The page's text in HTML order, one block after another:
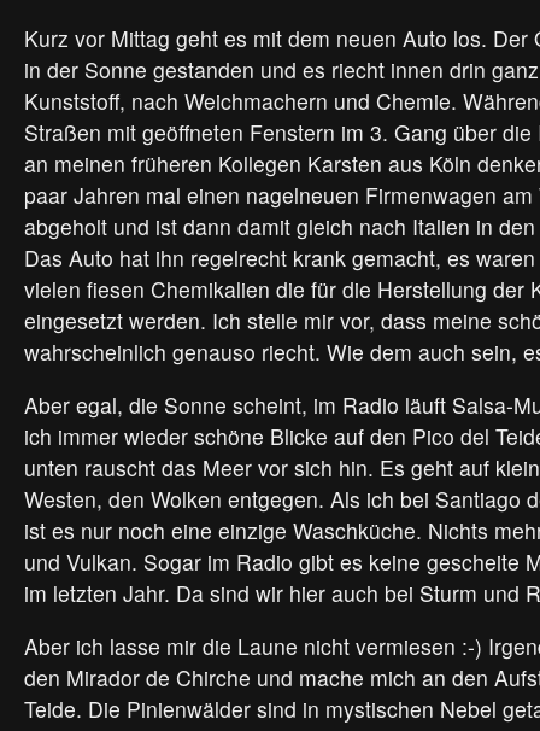
Kurz vor Mittag geht es mit dem neuen Auto los. Der
in der Sonne gestanden und es riecht innen drin
Kunststoff, nach Weichmachern und Chemie.
Straßen mit geöffneten Fenstern im 3. Gang über
an meinen früheren Kollegen Karsten aus Köln
paar Jahren mal einen nagelneuen Firmenwagen
abgeholt und ist dann damit gleich nach Italien in
Das Auto hat ihn regelrecht krank gemacht, es
vielen fiesen Chemikalien die für die Herstellung der
eingesetzt werden. Ich stelle mir vor, dass meine
wahrscheinlich genauso riecht. Wie dem auch sein,
Aber egal, die Sonne scheint, im Radio läuft Salsa-
ich immer wieder schöne Blicke auf den Pico del
unten rauscht das Meer vor sich hin. Es geht auf
Westen, den Wolken entgegen. Als ich bei Santiago
ist es nur noch eine einzige Waschküche. Nichts
und Vulkan. Sogar im Radio gibt es keine gescheite
im letzten Jahr. Da sind wir hier auch bei Sturm und
Aber ich lasse mir die Laune nicht vermiesen :-)
den Mirador de Chirche und mache mich an den
Teide. Die Pinienwälder sind in mystischen Nebel